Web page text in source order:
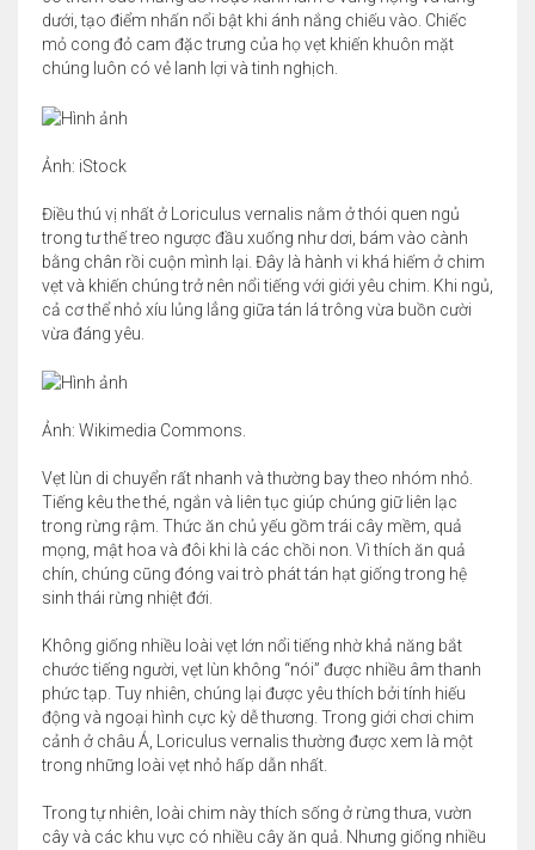
dưới, tạo điểm nhấn nổi bật khi ánh nắng chiếu vào. Chiếc
mỏ cong đỏ cam đặc trưng của họ vẹt khiến khuôn mặt
chúng luôn có vẻ lanh lợi và tinh nghịch.
Ảnh: iStock
Điều thú vị nhất ở Loriculus vernalis nằm ở thói quen ngủ
trong tư thế treo ngược đầu xuống như dơi, bám vào cành
bằng chân rồi cuộn mình lại. Đây là hành vi khá hiếm ở chim
vẹt và khiến chúng trở nên nổi tiếng với giới yêu chim. Khi ngủ,
cả cơ thể nhỏ xíu lủng lẳng giữa tán lá trông vừa buồn cười
vừa đáng yêu.
Ảnh: Wikimedia Commons.
Vẹt lùn di chuyển rất nhanh và thường bay theo nhóm nhỏ.
Tiếng kêu the thé, ngắn và liên tục giúp chúng giữ liên lạc
trong rừng rậm. Thức ăn chủ yếu gồm trái cây mềm, quả
mọng, mật hoa và đôi khi là các chồi non. Vì thích ăn quả
chín, chúng cũng đóng vai trò phát tán hạt giống trong hệ
sinh thái rừng nhiệt đới.
Không giống nhiều loài vẹt lớn nổi tiếng nhờ khả năng bắt
chước tiếng người, vẹt lùn không “nói” được nhiều âm thanh
phức tạp. Tuy nhiên, chúng lại được yêu thích bởi tính hiếu
động và ngoại hình cực kỳ dễ thương. Trong giới chơi chim
cảnh ở châu Á, Loriculus vernalis thường được xem là một
trong những loài vẹt nhỏ hấp dẫn nhất.
Trong tự nhiên, loài chim này thích sống ở rừng thưa, vườn
cây và các khu vực có nhiều cây ăn quả. Nhưng giống nhiều